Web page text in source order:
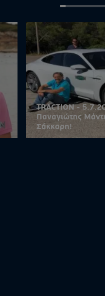
TRACTION -
Παναγιώτης
Σάκκαρη!